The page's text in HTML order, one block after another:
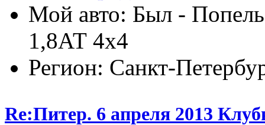
Мой авто: Был -
1,8АТ 4х4
Регион: Санкт-
Re:Питер. 6 апреля 2013